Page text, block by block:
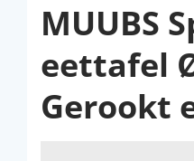
MUUBS
eettafel
Gerookt